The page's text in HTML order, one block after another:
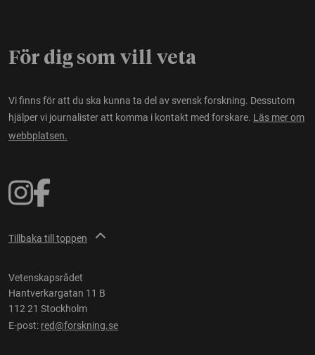
För dig som vill veta
Vi finns för att du ska kunna ta del av svensk forskning. Dessutom
hjälper vi journalister att komma i kontakt med forskare. Läs mer om
webbplatsen.
Tillbaka till toppen
Vetenskapsrådet
Hantverkargatan 11 B
112 21 Stockholm
E-post: red@forskning.se